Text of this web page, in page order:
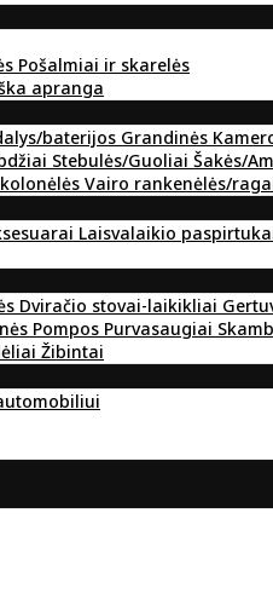
Pošalmiai ir skarelės
apranga
baterijos Grandinės
Stebulės/Guoliai Šakės/
Vairo rankenėlės/
Laisvalaikio
Dviračio stovai-laikikliai
Pompos Purvasaugiai
Žibintai